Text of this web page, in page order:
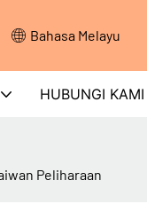
Bahasa Melayu
HUBUNGI KAMI
Peliharaan